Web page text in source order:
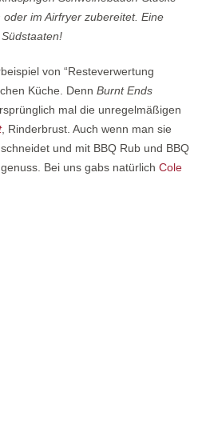
im Airfryer zubereitet. Eine
von “Resteverwertung
Küche. Denn Burnt Ends
mal die unregelmäßigen
, Rinderbrust. Auch wenn man sie
und mit BBQ Rub und BBQ
Bei uns gabs natürlich Cole